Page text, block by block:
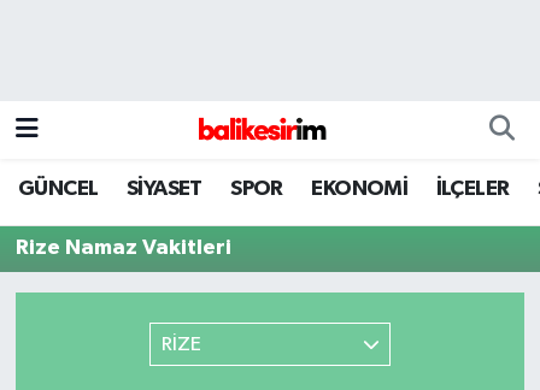
GÜNCEL SİYASET SPOR EKONOMİ İLÇELER
Rize Namaz Vakitleri
RİZE